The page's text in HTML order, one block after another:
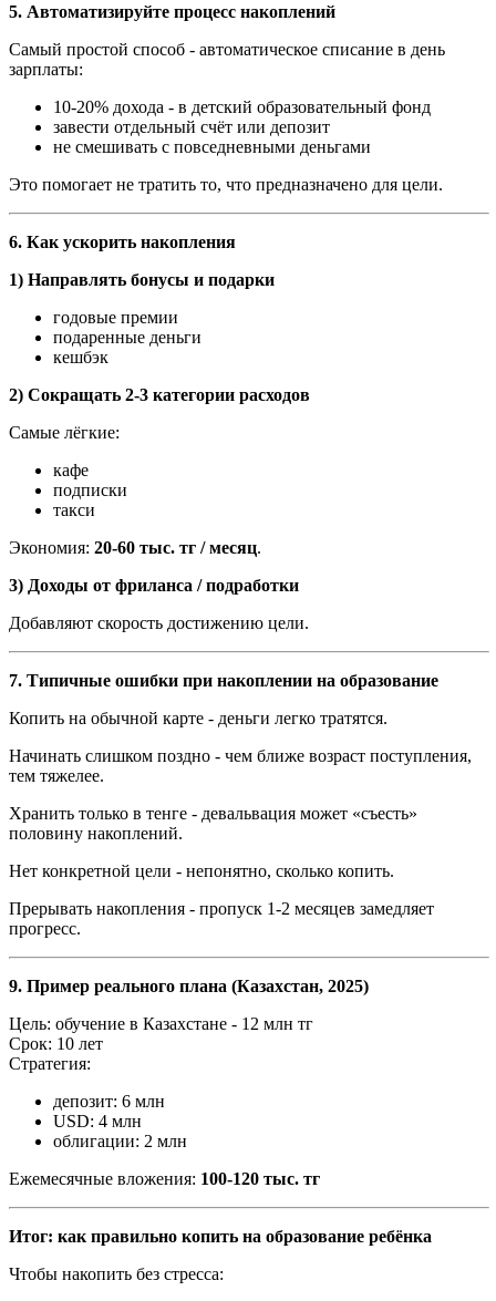
5. Автоматизируйте процесс накоплений
Самый простой способ - автоматическое списание в день
зарплаты:
10-20% дохода - в детский образовательный фонд
завести отдельный счёт или депозит
не смешивать с повседневными деньгами
Это помогает не тратить то, что предназначено для цели.
6. Как ускорить накопления
1) Направлять бонусы и подарки
годовые премии
подаренные деньги
кешбэк
2) Сокращать 2-3 категории расходов
Самые лёгкие:
кафе
подписки
такси
Экономия: 20-60 тыс. тг / месяц.
3) Доходы от фриланса / подработки
Добавляют скорость достижению цели.
7. Типичные ошибки при накоплении на образование
Копить на обычной карте - деньги легко тратятся.
Начинать слишком поздно - чем ближе возраст поступления,
тем тяжелее.
Хранить только в тенге - девальвация может «съесть»
половину накоплений.
Нет конкретной цели - непонятно, сколько копить.
Прерывать накопления - пропуск 1-2 месяцев замедляет
прогресс.
9. Пример реального плана (Казахстан, 2025)
Цель: обучение в Казахстане - 12 млн тг
Срок: 10 лет
Стратегия:
депозит: 6 млн
USD: 4 млн
облигации: 2 млн
Ежемесячные вложения: 100-120 тыс. тг
Итог: как правильно копить на образование ребёнка
Чтобы накопить без стресса: